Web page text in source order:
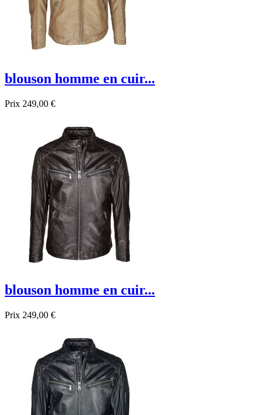
blouson homme en cuir...
Prix 249,00 €
Promo !
blouson homme en cuir...
Prix 249,00 €
Promo !